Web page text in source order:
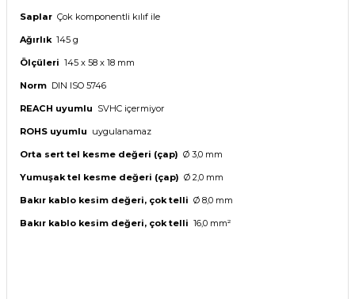
Saplar Çok komponentli kılıf ile
Ağırlık 145 g
Ölçüleri 145 x 58 x 18 mm
Norm DIN ISO 5746
REACH uyumlu SVHC içermiyor
ROHS uyumlu uygulanamaz
Orta sert tel kesme değeri (çap) Ø 3,0 mm
Yumuşak tel kesme değeri (çap) Ø 2,0 mm
Bakır kablo kesim değeri, çok telli Ø 8,0 mm
Bakır kablo kesim değeri, çok telli 16,0 mm²